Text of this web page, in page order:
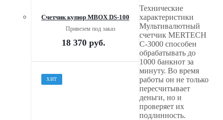
Счетчик купюр MBOX DS-100
Привезем под заказ
18 370 руб.
ХИТ
Технические
характеристики
Мультивалютный
счетчик MERTECH
C-3000 способен
обрабатывать до
1000 банкнот за
минуту. Во время
работы он не только
пересчитывает
деньги, но и
проверяет их
подлинность.